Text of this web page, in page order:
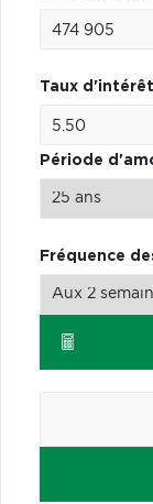
Taux
Période
Fréquence